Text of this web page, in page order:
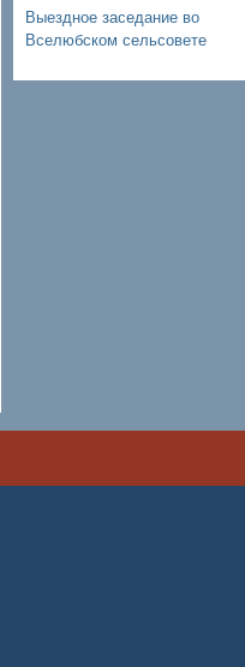
Выездное заседание во
Вселюбском сельсовете